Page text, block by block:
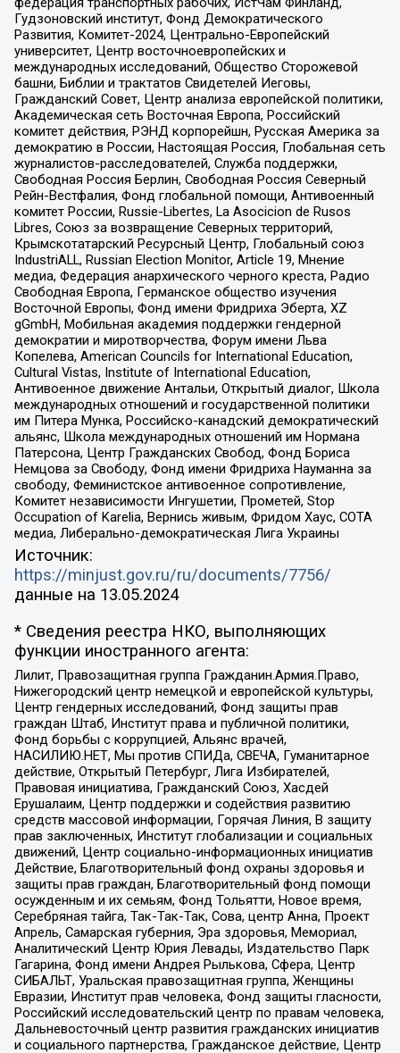
Гудзоновский институт, Фонд Демократического
Развития, Комитет-2024, Центрально-Европейский
университет, Центр восточноевропейских и
международных исследований, Общество Сторожевой
башни, Библии и трактатов Свидетелей Иеговы,
Гражданский Совет, Центр анализа европейской политики,
Академическая сеть Восточная Европа, Российский
комитет действия, РЭНД корпорейшн, Русская Америка за
демократию в России, Настоящая Россия, Глобальная сеть
журналистов-расследователей, Служба поддержки,
Свободная Россия Берлин, Свободная Россия Северный
Рейн-Вестфалия, Фонд глобальной помощи, Антивоенный
комитет России, Russie-Libertes, La Asocicion de Rusos
Libres, Союз за возвращение Северных территорий,
Крымскотатарский Ресурсный Центр, Глобальный союз
IndustriALL, Russian Election Monitor, Article 19, Мнение
медиа, Федерация анархического черного креста, Радио
Свободная Европа, Германское общество изучения
Восточной Европы, Фонд имени Фридриха Эберта, XZ
gGmbH, Мобильная академия поддержки гендерной
демократии и миротворчества, Форум имени Льва
Копелева, American Councils for International Education,
Cultural Vistas, Institute of International Education,
Антивоенное движение Антальи, Открытый диалог, Школа
международных отношений и государственной политики
им Питера Мунка, Российско-канадский демократический
альянс, Школа международных отношений им Нормана
Патерсона, Центр Гражданских Свобод, Фонд Бориса
Немцова за Свободу, Фонд имени Фридриха Науманна за
свободу, Феминистское антивоенное сопротивление,
Комитет независимости Ингушетии, Прометей, Stop
Occupation of Karelia, Вернись живым, Фридом Хаус, СОТА
медиа, Либерально-демократическая Лига Украины
Источник:
https://minjust.gov.ru/ru/documents/7756/
данные на 13.05.2024
* Сведения реестра НКО, выполняющих
функции иностранного агента:
Лилит, Правозащитная группа Гражданин.Армия.Право,
Нижегородский центр немецкой и европейской культуры,
Центр гендерных исследований, Фонд защиты прав
граждан Штаб, Институт права и публичной политики,
Фонд борьбы с коррупцией, Альянс врачей,
НАСИЛИЮ.НЕТ, Мы против СПИДа, СВЕЧА, Гуманитарное
действие, Открытый Петербург, Лига Избирателей,
Правовая инициатива, Гражданский Союз, Хасдей
Ерушалаим, Центр поддержки и содействия развитию
средств массовой информации, Горячая Линия, В защиту
прав заключенных, Институт глобализации и социальных
движений, Центр социально-информационных инициатив
Действие, Благотворительный фонд охраны здоровья и
защиты прав граждан, Благотворительный фонд помощи
осужденным и их семьям, Фонд Тольятти, Новое время,
Серебряная тайга, Так-Так-Так, Сова, центр Анна, Проект
Апрель, Самарская губерния, Эра здоровья, Мемориал,
Аналитический Центр Юрия Левады, Издательство Парк
Гагарина, Фонд имени Андрея Рылькова, Сфера, Центр
СИБАЛЬТ, Уральская правозащитная группа, Женщины
Евразии, Институт прав человека, Фонд защиты гласности,
Российский исследовательский центр по правам человека,
Дальневосточный центр развития гражданских инициатив
и социального партнерства, Гражданское действие, Центр